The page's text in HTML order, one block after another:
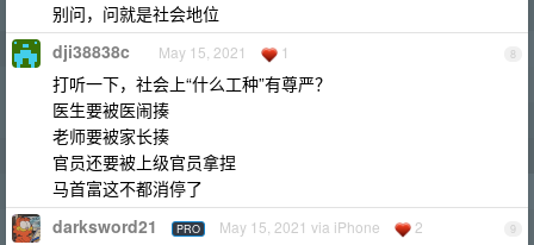
别问，问就是社会地位
8
dji38838c May 15, 2021 1
打听一下，社会上“什么工种”有尊严？
医生要被医闹揍
老师要被家长揍
官员还要被上级官员拿捏
马首富这不都消停了
9
darksword21 PRO May 15, 2021 via iPhone 2